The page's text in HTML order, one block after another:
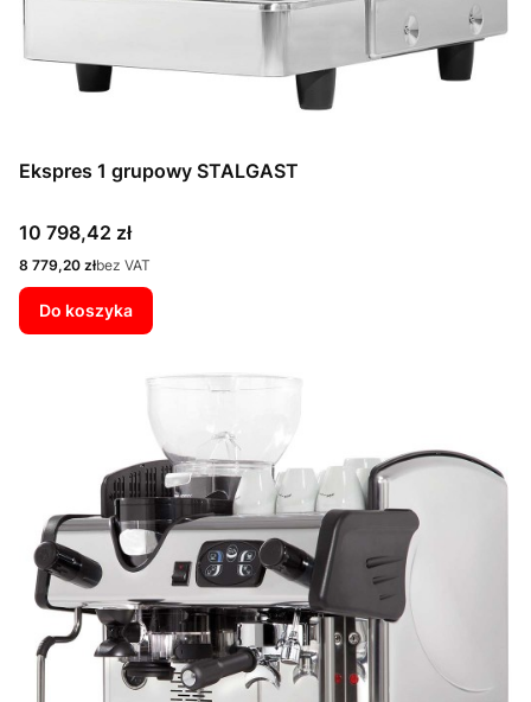
Ekspres 1 grupowy STALGAST
Cena
10 798,42 zł
Cena
8 779,20 złbez VAT
Do koszyka